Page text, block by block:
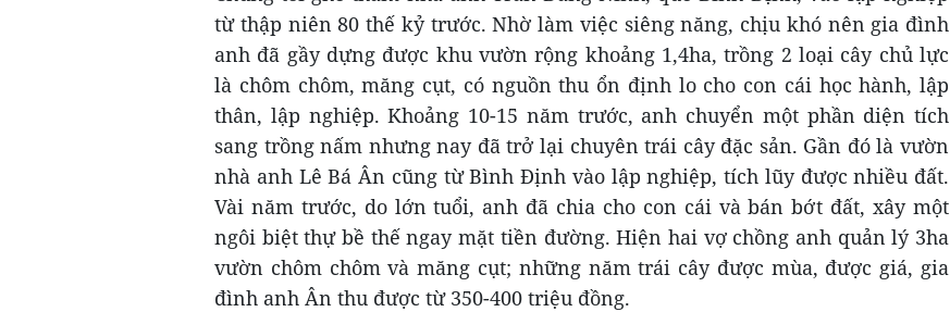
từ thập niên 80 thế kỷ trước. Nhờ làm việc siêng năng, chịu khó nên gia đình
anh đã gầy dựng được khu vườn rộng khoảng 1,4ha, trồng 2 loại cây chủ lực
là chôm chôm, măng cụt, có nguồn thu ổn định lo cho con cái học hành, lập
thân, lập nghiệp. Khoảng 10-15 năm trước, anh chuyển một phần diện tích
sang trồng nấm nhưng nay đã trở lại chuyên trái cây đặc sản. Gần đó là vườn
nhà anh Lê Bá Ân cũng từ Bình Định vào lập nghiệp, tích lũy được nhiều đất.
Vài năm trước, do lớn tuổi, anh đã chia cho con cái và bán bớt đất, xây một
ngôi biệt thự bề thế ngay mặt tiền đường. Hiện hai vợ chồng anh quản lý 3ha
vườn chôm chôm và măng cụt; những năm trái cây được mùa, được giá, gia
đình anh Ân thu được từ 350-400 triệu đồng.